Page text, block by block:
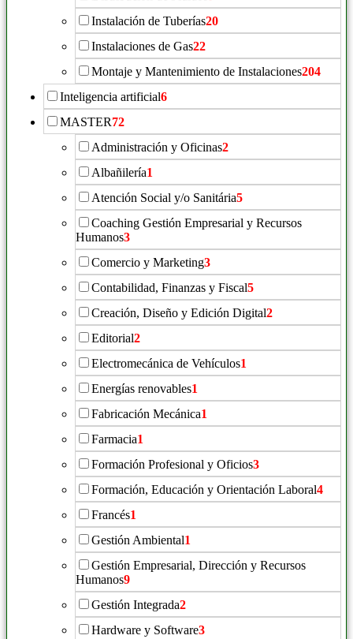
Instalación de Tuberías20
Instalaciones de Gas22
Montaje y Mantenimiento de Instalaciones204
Inteligencia artificial6
MASTER72
Administración y Oficinas2
Albañilería1
Atención Social y/o Sanitária5
Coaching Gestión Empresarial y Recursos
Humanos3
Comercio y Marketing3
Contabilidad, Finanzas y Fiscal5
Creación, Diseño y Edición Digital2
Editorial2
Electromecánica de Vehículos1
Energías renovables1
Fabricación Mecánica1
Farmacia1
Formación Profesional y Oficios3
Formación, Educación y Orientación Laboral4
Francés1
Gestión Ambiental1
Gestión Empresarial, Dirección y Recursos
Humanos9
Gestión Integrada2
Hardware y Software3